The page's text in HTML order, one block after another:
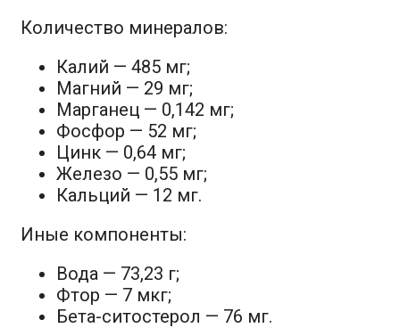
Количество минералов:
Калий — 485 мг;
Магний — 29 мг;
Марганец — 0,142 мг;
Фосфор — 52 мг;
Цинк — 0,64 мг;
Железо — 0,55 мг;
Кальций — 12 мг.
Иные компоненты:
Вода — 73,23 г;
Фтор — 7 мкг;
Бета-ситостерол — 76 мг.